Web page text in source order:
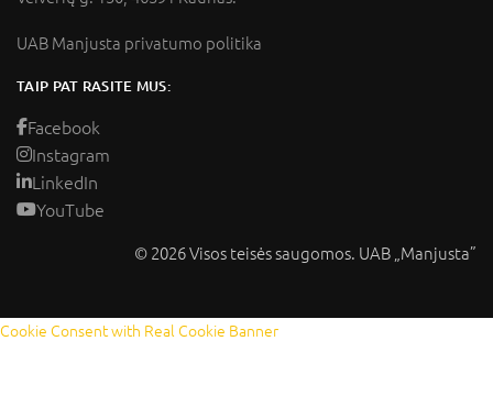
UAB Manjusta privatumo politika
TAIP PAT RASITE MUS:
Facebook
Instagram
LinkedIn
YouTube
© 2026 Visos teisės saugomos. UAB „Manjusta”
Cookie Consent with Real Cookie Banner